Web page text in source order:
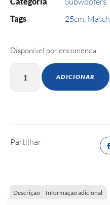
Tags 25cm Match
Disponível por encomenda
ADICIONAR
Partilhar
Descrição Informação adicional